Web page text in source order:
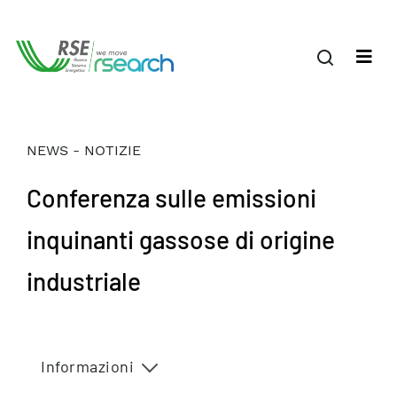
NEWS - NOTIZIE
Conferenza sulle emissioni
inquinanti gassose di origine
industriale
Informazioni